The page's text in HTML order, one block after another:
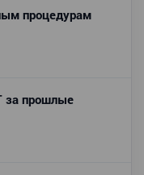
процедурам
за прошлые